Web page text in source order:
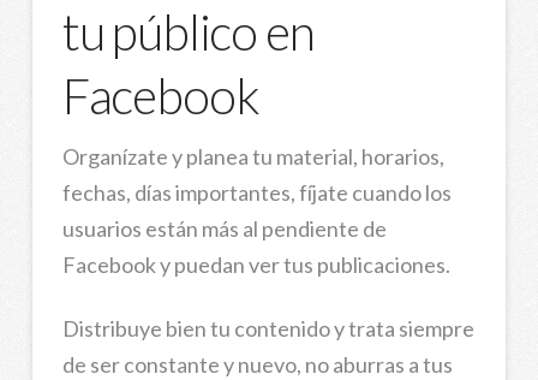
tu público en
Facebook
Organízate y planea tu material, horarios,
fechas, días importantes, fíjate cuando los
usuarios están más al pendiente de
Facebook y puedan ver tus publicaciones.
Distribuye bien tu contenido y trata siempre
de ser constante y nuevo, no aburras a tus